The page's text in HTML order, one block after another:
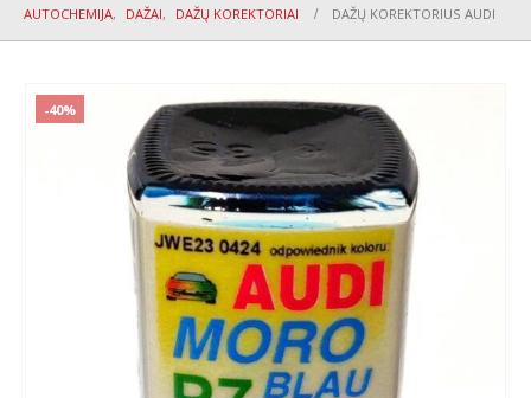
AUTOCHEMIJA, DAŽAI, DAŽŲ KOREKTORIAI DAŽŲ KOREKTORIUS AUDI
-40%